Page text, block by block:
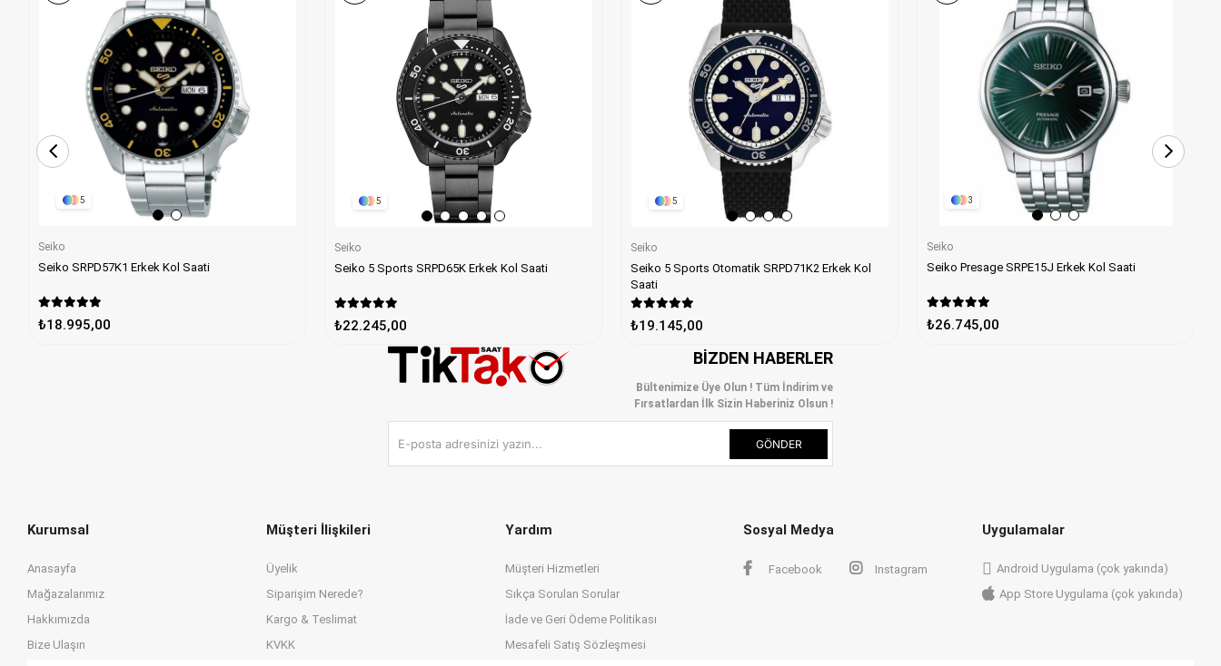
5
Seiko
Seiko SRPD57K1 Erkek Kol Saati
₺18.995,00
5
Seiko
Seiko 5 Sports SRPD65K Erkek Kol Saati
₺22.245,00
5
Seiko
Seiko 5 Sports Otomatik SRPD71K2 Erkek Kol
Saati
₺19.145,00
3
Seiko
Seiko Presage SRPE15J Erkek Kol Saati
₺26.745,00
BIZDEN HABERLER
Bültenimize Üye Olun ! Tüm İndirim ve
Fırsatlardan İlk Sizin Haberiniz Olsun !
GÖNDER
Kurumsal
Anasayfa
Mağazalarımız
Hakkımızda
Bize Ulaşın
Müşteri İlişkileri
Üyelik
Siparişim Nerede?
Kargo & Teslimat
KVKK
Yardım
Müşteri Hizmetleri
Sıkça Sorulan Sorular
İade ve Geri Ödeme Politikası
Mesafeli Satış Sözleşmesi
Sosyal Medya
Facebook Instagram
Uygulamalar
Android Uygulama (çok yakında)
App Store Uygulama (çok yakında)